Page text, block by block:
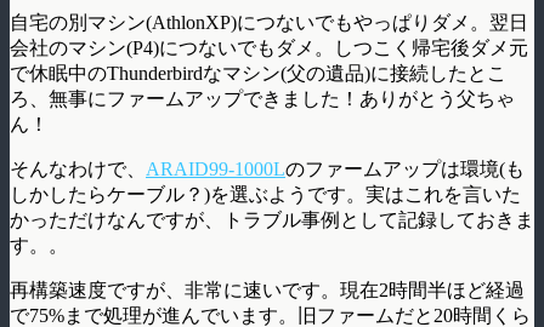
自宅の別マシン(AthlonXP)につないでもやっぱりダメ。翌日
会社のマシン(P4)につないでもダメ。しつこく帰宅後ダメ元
で休眠中のThunderbirdなマシン(父の遺品)に接続したとこ
ろ、無事にファームアップできました！ありがとう父ちゃ
ん！
そんなわけで、 ARAID99-1000Lのファームアップは環境(も
しかしたらケーブル？)を選ぶようです。実はこれを言いた
かっただけなんですが、トラブル事例として記録しておきま
す。。
再構築速度ですが、非常に速いです。現在2時間半ほど経過
で75%まで処理が進んでいます。旧ファームだと20時間くら